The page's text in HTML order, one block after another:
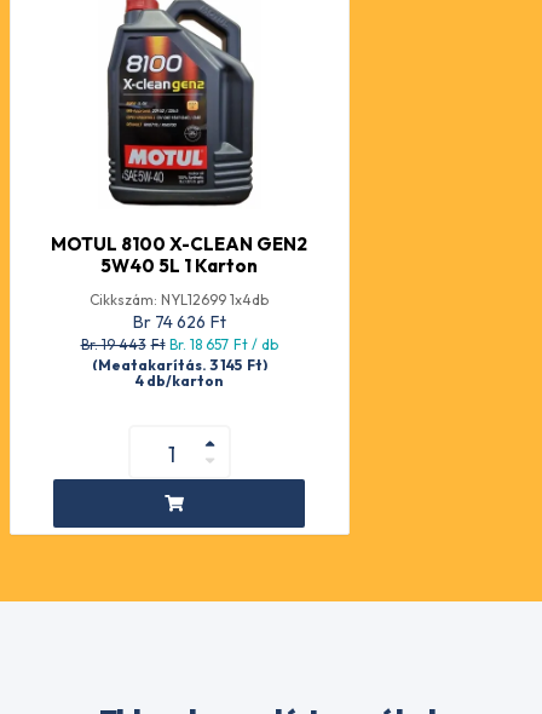
MOTUL 8100 X-CLEAN GEN2
5W40 5L 1 Karton
Cikkszám: NYL12699 1x4db
Br 74 626 Ft
Br. 19 443 Ft Br. 18 657 Ft/ db
(Megtakarítás. 3 145 Ft)
4 db/karton